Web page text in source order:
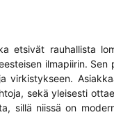
etsivät rauhallista
ilmapiirin. Sen
virkistykseen.
sekä yleisesti
sillä niissä on